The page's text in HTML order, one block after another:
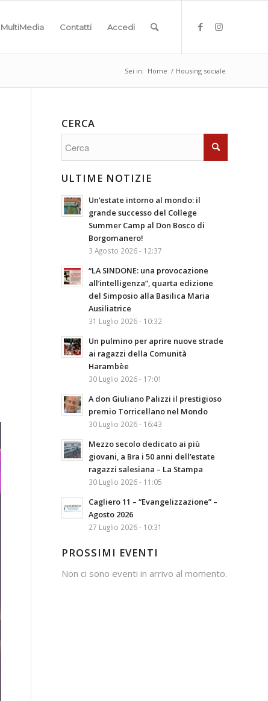
MultiMedia Contatti Accedi
Sei in: Home / Housing sociale
CERCA
ULTIME NOTIZIE
Un’estate intorno al mondo: il
grande successo del College
Summer Camp al Don Bosco di
Borgomanero!
3 Agosto 2026 - 12:37
“LA SINDONE: una provocazione
all’intelligenza”, quarta edizione
del Simposio alla Basilica Maria
Ausiliatrice
31 Luglio 2026 - 10:32
Un pulmino per aprire nuove strade
ai ragazzi della Comunità
Harambèe
30 Luglio 2026 - 17:01
A don Giuliano Palizzi il prestigioso
premio Torricellano nel Mondo
30 Luglio 2026 - 16:43
Mezzo secolo dedicato ai più
giovani, a Bra i 50 anni dell’estate
ragazzi salesiana – La Stampa
30 Luglio 2026 - 11:05
Cagliero 11 – “Evangelizzazione” –
Agosto 2026
27 Luglio 2026 - 10:31
PROSSIMI EVENTI
Non ci sono eventi in arrivo al momento.